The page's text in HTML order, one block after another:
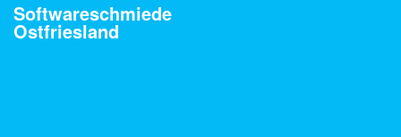
Softwareschmiede
Ostfriesland